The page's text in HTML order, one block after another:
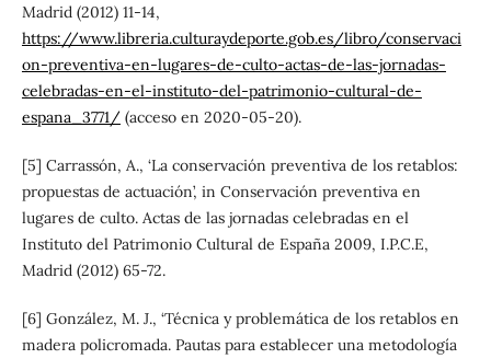
Madrid (2012) 11-14,
https://www.libreria.culturaydeporte.gob.es/libro/conservaci
on-preventiva-en-lugares-de-culto-actas-de-las-jornadas-
celebradas-en-el-instituto-del-patrimonio-cultural-de-
espana_3771/(acceso en 2020-05-20).
[5] Carrassón, A., ‘La conservación preventiva de los retablos:
propuestas de actuación’, in Conservación preventiva en
lugares de culto. Actas de las jornadas celebradas en el
Instituto del Patrimonio Cultural de España 2009, I.P.C.E,
Madrid (2012) 65-72.
[6] González, M. J., ‘Técnica y problemática de los retablos en
madera policromada. Pautas para establecer una metodología